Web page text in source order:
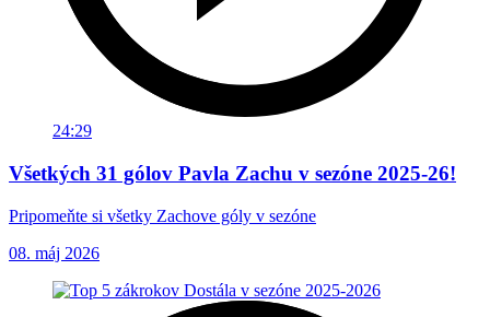
24:29
Všetkých 31 gólov Pavla Zachu v sezóne 2025-26!
Pripomeňte si všetky Zachove góly v sezóne
08. máj 2026